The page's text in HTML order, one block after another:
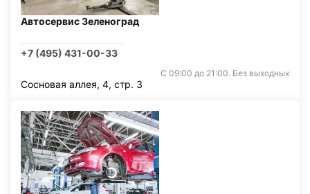
Автосервис Зеленоград
+7 (495) 431-00-33
С 09:00 до 21:00. Без выходных
Сосновая аллея, 4, стр. 3